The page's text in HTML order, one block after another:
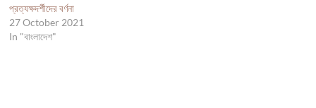
প্রত্যক্ষদর্শীদের বর্ণনা
27 October 2021
In "বাংলাদেশ"